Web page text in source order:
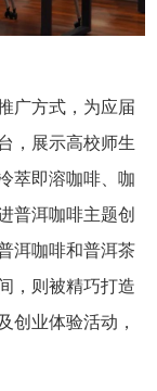
广方式，为应届
，展示高校师生
萃即溶咖啡、咖
普洱咖啡主题创
洱咖啡和普洱茶
，则被精巧打造
创业体验活动，